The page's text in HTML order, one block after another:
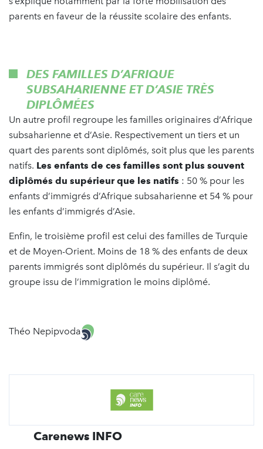
parents en faveur de la réussite scolaire des enfants.
DES FAMILLES D’AFRIQUE
SUBSAHARIENNE ET D’ASIE TRÈS
DIPLÔMÉES
Un autre profil regroupe les familles originaires d’Afrique
subsaharienne et d’Asie. Respectivement un tiers et un
quart des parents sont diplômés, soit plus que les parents
natifs. Les enfants de ces familles sont plus souvent
diplômés du supérieur que les natifs : 50 % pour les
enfants d’immigrés d’Afrique subsaharienne et 54 % pour
les enfants d’immigrés d’Asie.
Enfin, le troisième profil est celui des familles de Turquie
et de Moyen-Orient. Moins de 18 % des enfants de deux
parents immigrés sont diplômés du supérieur. Il s’agit du
groupe issu de l’immigration le moins diplômé.
Théo Nepipvoda
Carenews INFO